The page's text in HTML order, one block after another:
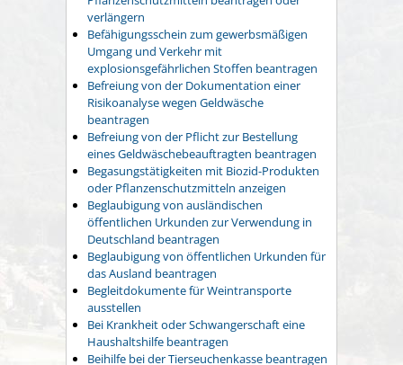
verlängern
Befähigungsschein zum gewerbsmäßigen
Umgang und Verkehr mit
explosionsgefährlichen Stoffen beantragen
Befreiung von der Dokumentation einer
Risikoanalyse wegen Geldwäsche
beantragen
Befreiung von der Pflicht zur Bestellung
eines Geldwäschebeauftragten beantragen
Begasungstätigkeiten mit Biozid-Produkten
oder Pflanzenschutzmitteln anzeigen
Beglaubigung von ausländischen
öffentlichen Urkunden zur Verwendung in
Deutschland beantragen
Beglaubigung von öffentlichen Urkunden für
das Ausland beantragen
Begleitdokumente für Weintransporte
ausstellen
Bei Krankheit oder Schwangerschaft eine
Haushaltshilfe beantragen
Beihilfe bei der Tierseuchenkasse beantragen